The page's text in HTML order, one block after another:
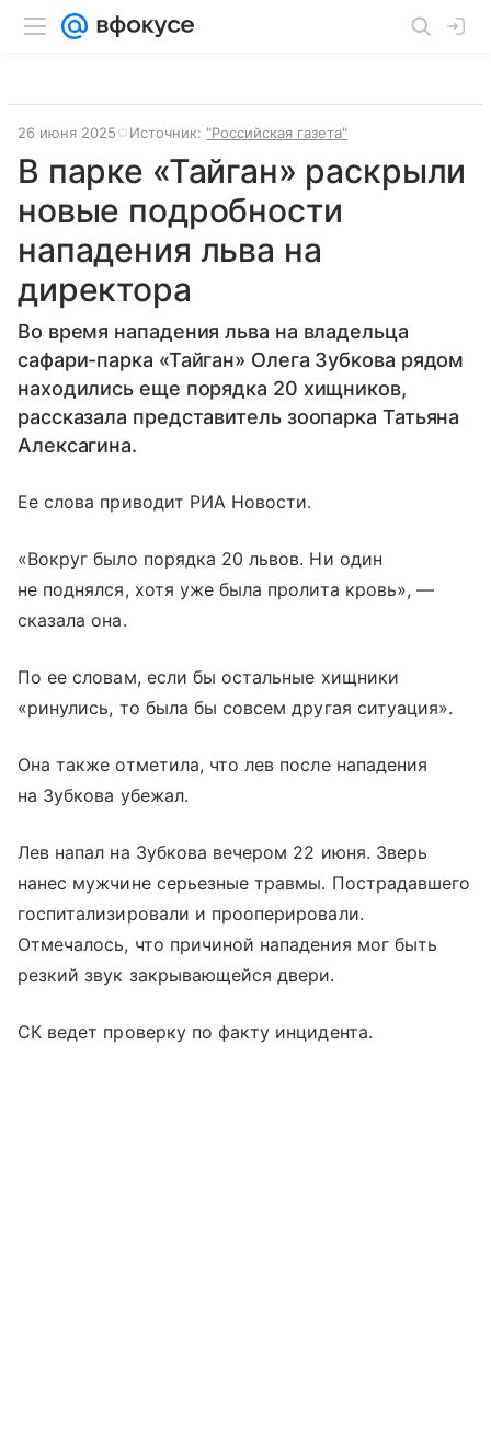
26 июня 2025 Источник: "Российская газета"
В парке «Тайган» раскрыли
новые подробности
нападения льва на
директора
Во время нападения льва на владельца
сафари-парка «Тайган» Олега Зубкова рядом
находились еще порядка 20 хищников,
рассказала представитель зоопарка Татьяна
Алексагина.
Ее слова приводит РИА Новости.
«Вокруг было порядка 20 львов. Ни один
не поднялся, хотя уже была пролита кровь», —
сказала она.
По ее словам, если бы остальные хищники
«ринулись, то была бы совсем другая ситуация».
Она также отметила, что лев после нападения
на Зубкова убежал.
Лев напал на Зубкова вечером 22 июня. Зверь
нанес мужчине серьезные травмы. Пострадавшего
госпитализировали и прооперировали.
Отмечалось, что причиной нападения мог быть
резкий звук закрывающейся двери.
СК ведет проверку по факту инцидента.